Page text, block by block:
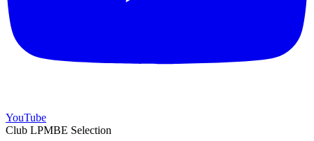
YouTube
Club LPMBE Selection